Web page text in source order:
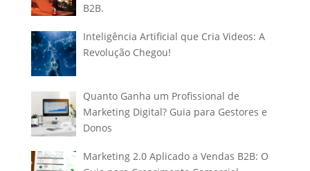
B2B.
Inteligência Artificial que Cria Videos: A
Revolução Chegou!
Quanto Ganha um Profissional de
Marketing Digital? Guia para Gestores e
Donos
Marketing 2.0 Aplicado a Vendas B2B: O